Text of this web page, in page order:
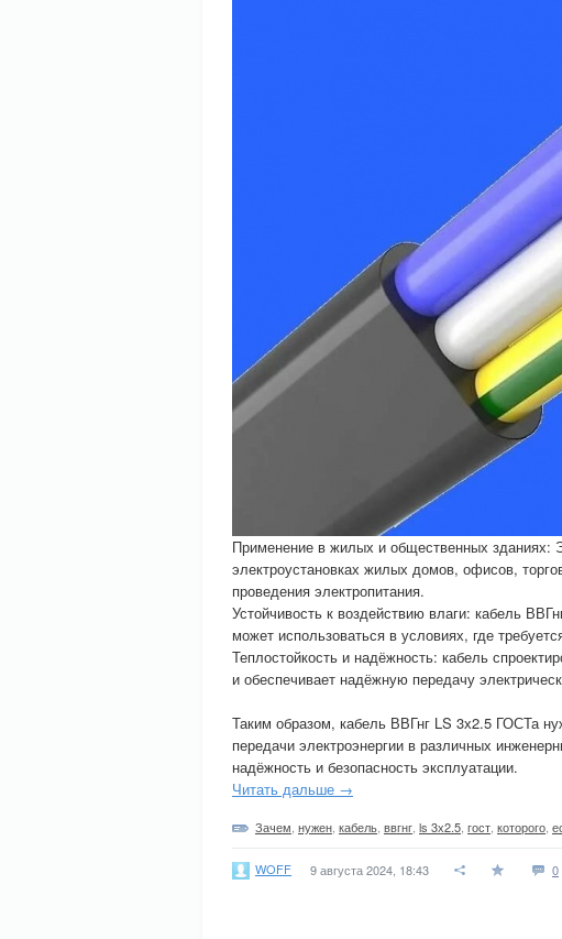
Применение в жилых и общественных зданиях:
электроустановках жилых домов, офисов,
проведения электропитания.
Устойчивость к воздействию влаги: кабель
может использоваться в условиях, где
Теплостойкость и надёжность: кабель
и обеспечивает надёжную передачу
Таким образом, кабель ВВГнг LS 3х2.5 ГОСТа
передачи электроэнергии в различных
надёжность и безопасность эксплуатации.
Читать дальше →
Зачем нужен кабель ввгнг ls 3х2.5 гост которого
WOFF 9 августа 2024, 18:43 0